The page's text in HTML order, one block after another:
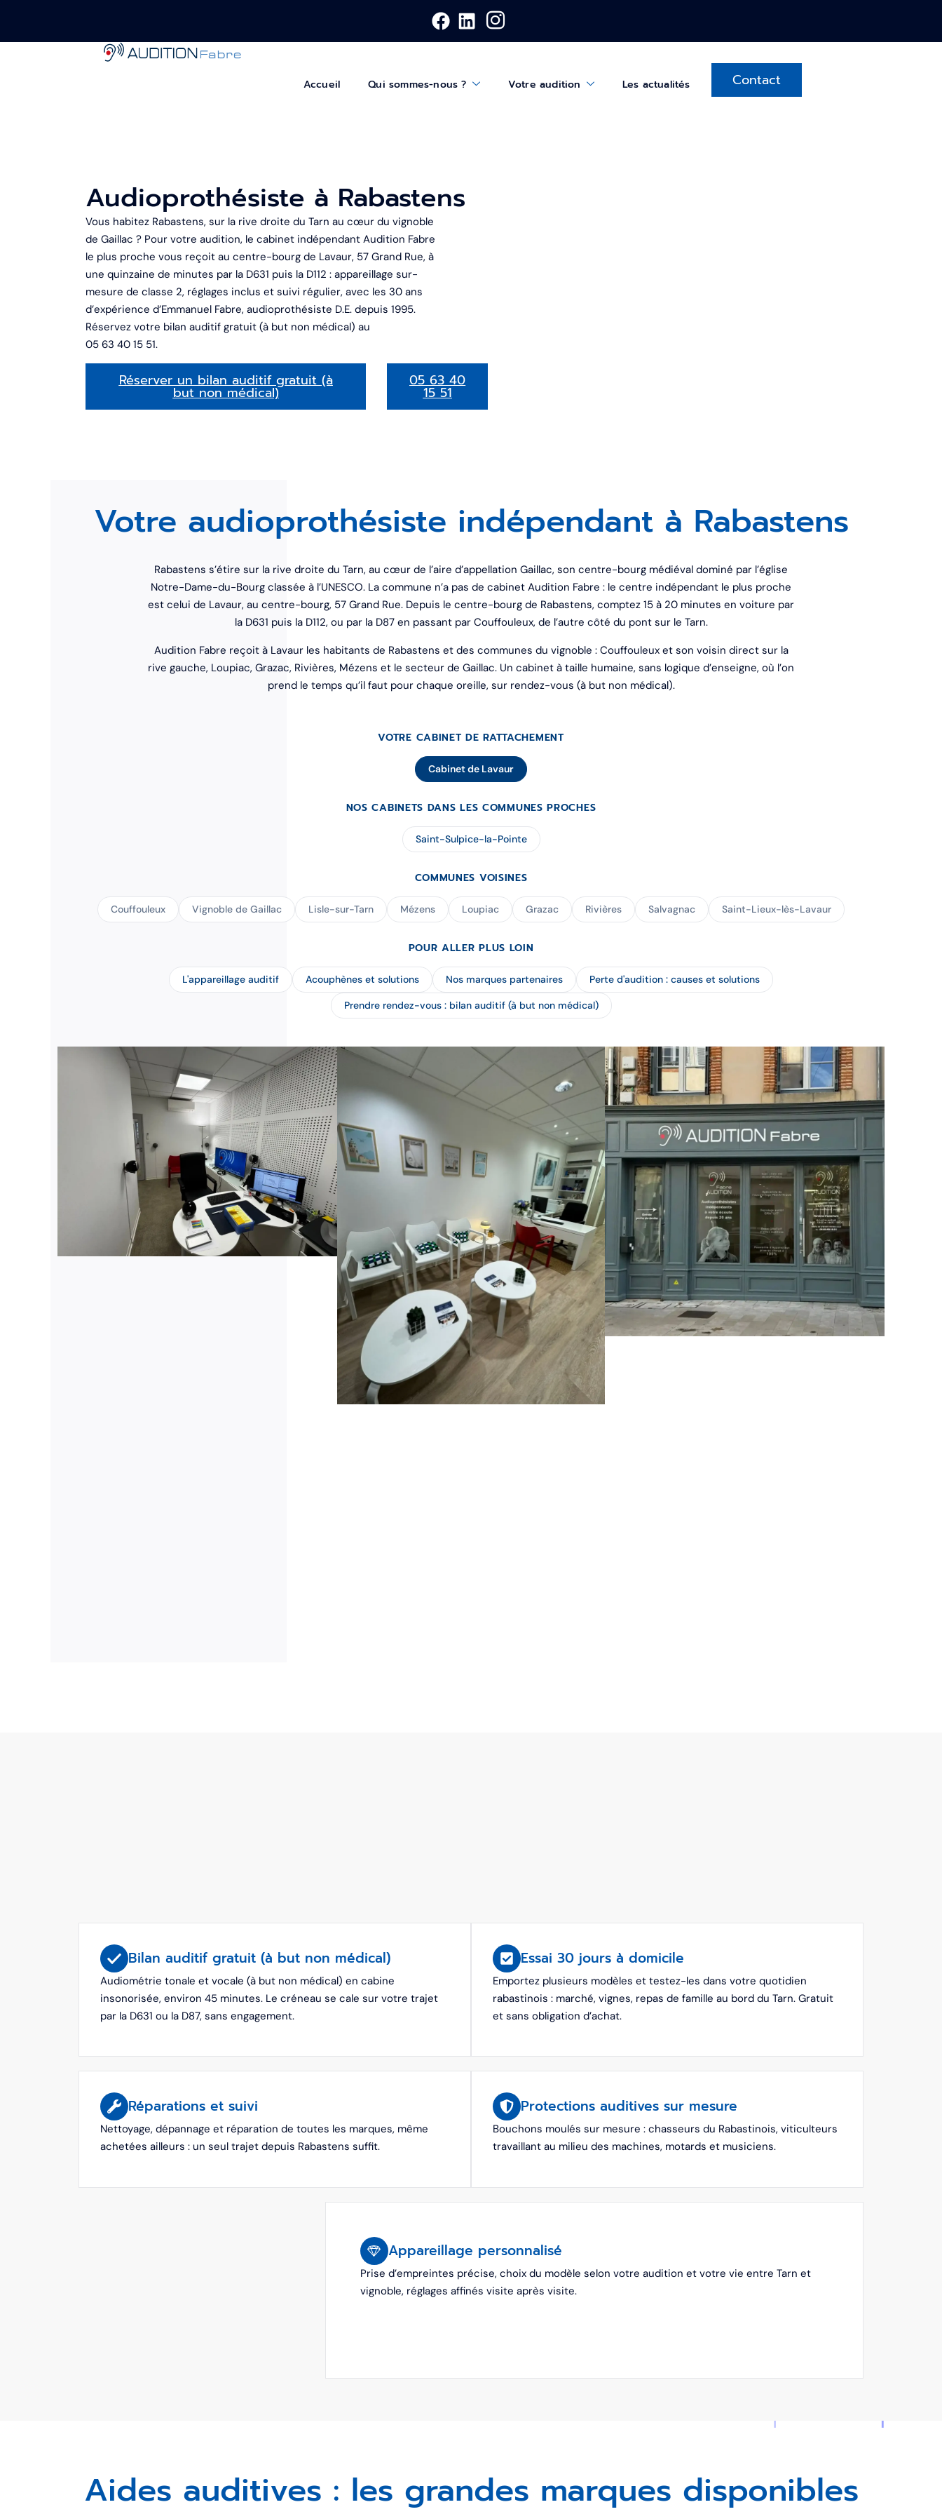
Accueil Qui sommes-nous ? Votre audition Les actualités Contact
Audioprothésiste à Rabastens
Vous habitez Rabastens, sur la rive droite du Tarn au cœur du vignoble
de Gaillac ? Pour votre audition, le cabinet indépendant Audition Fabre
le plus proche vous reçoit au centre-bourg de Lavaur, 57 Grand Rue, à
une quinzaine de minutes par la D631 puis la D112 : appareillage sur-
mesure de classe 2, réglages inclus et suivi régulier, avec les 30 ans
d’expérience d’Emmanuel Fabre, audioprothésiste D.E. depuis 1995.
Réservez votre bilan auditif gratuit (à but non médical) au
05 63 40 15 51.
Réserver un bilan auditif gratuit (à
but non médical)
05 63 40
15 51
Votre audioprothésiste indépendant à Rabastens
Rabastens s’étire sur la rive droite du Tarn, au cœur de l’aire d’appellation Gaillac, son centre-bourg médiéval dominé par l’église
Notre-Dame-du-Bourg classée à l’UNESCO. La commune n’a pas de cabinet Audition Fabre : le centre indépendant le plus proche
est celui de Lavaur, au centre-bourg, 57 Grand Rue. Depuis le centre-bourg de Rabastens, comptez 15 à 20 minutes en voiture par
la D631 puis la D112, ou par la D87 en passant par Couffouleux, de l’autre côté du pont sur le Tarn.
Audition Fabre reçoit à Lavaur les habitants de Rabastens et des communes du vignoble : Couffouleux et son voisin direct sur la
rive gauche, Loupiac, Grazac, Rivières, Mézens et le secteur de Gaillac. Un cabinet à taille humaine, sans logique d’enseigne, où l’on
prend le temps qu’il faut pour chaque oreille, sur rendez-vous (à but non médical).
VOTRE CABINET DE RATTACHEMENT
Cabinet de Lavaur
NOS CABINETS DANS LES COMMUNES PROCHES
Saint-Sulpice-la-Pointe
COMMUNES VOISINES
Couffouleux Vignoble de Gaillac Lisle-sur-Tarn Mézens Loupiac Grazac Rivières Salvagnac Saint-Lieux-lès-Lavaur
POUR ALLER PLUS LOIN
L'appareillage auditif Acouphènes et solutions Nos marques partenaires Perte d'audition : causes et solutions
Prendre rendez-vous : bilan auditif (à but non médical)
Bilan auditif gratuit (à but non médical)
Audiométrie tonale et vocale (à but non médical) en cabine
insonorisée, environ 45 minutes. Le créneau se cale sur votre trajet
par la D631 ou la D87, sans engagement.
Essai 30 jours à domicile
Emportez plusieurs modèles et testez-les dans votre quotidien
rabastinois : marché, vignes, repas de famille au bord du Tarn. Gratuit
et sans obligation d’achat.
Réparations et suivi
Nettoyage, dépannage et réparation de toutes les marques, même
achetées ailleurs : un seul trajet depuis Rabastens suffit.
Protections auditives sur mesure
Bouchons moulés sur mesure : chasseurs du Rabastinois, viticulteurs
travaillant au milieu des machines, motards et musiciens.
Appareillage personnalisé
Prise d’empreintes précise, choix du modèle selon votre audition et votre vie entre Tarn et
vignoble, réglages affinés visite après visite.
Aides auditives : les grandes marques disponibles